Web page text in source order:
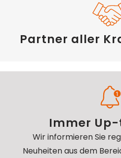
Partner aller
Immer
Wir informieren Sie
Neuheiten aus dem